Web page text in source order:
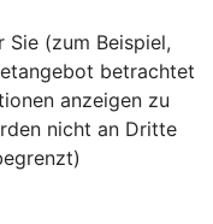
(zum Beispiel,
betrachtet
anzeigen zu
nicht an Dritte